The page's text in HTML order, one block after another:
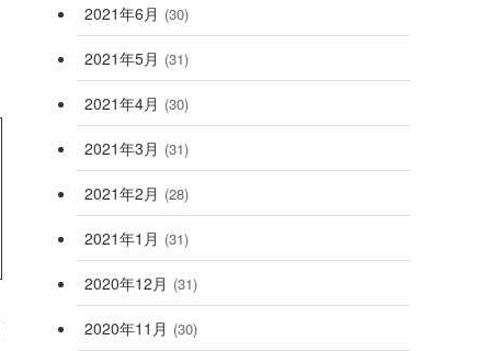
2021年6月 (30)
2021年5月 (31)
2021年4月 (30)
2021年3月 (31)
2021年2月 (28)
2021年1月 (31)
2020年12月 (31)
2020年11月 (30)